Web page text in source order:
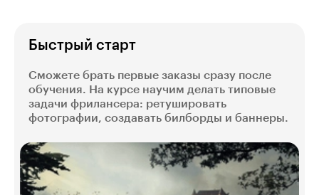
Быстрый старт
Сможете брать первые заказы сразу после
обучения. На курсе научим делать типовые
задачи фрилансера: ретушировать
фотографии, создавать билборды и баннеры.